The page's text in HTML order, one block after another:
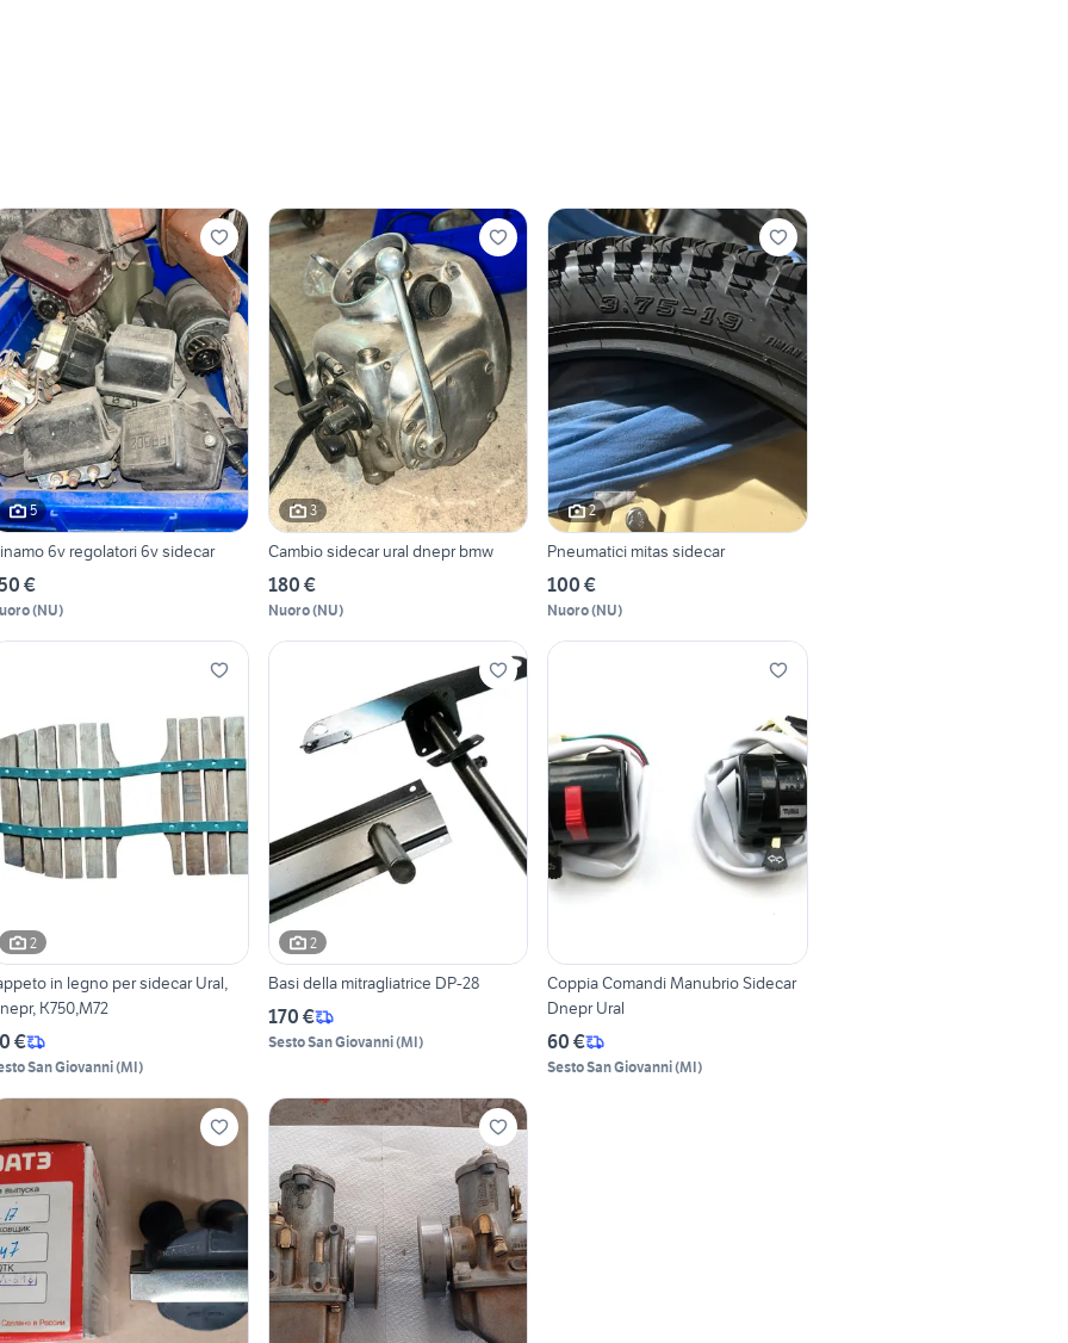
5
6v regolatori 6v sidecar
€
(NU)
3
Cambio sidecar ural dnepr bmw
180 €
Nuoro(NU)
2
Pneumatici mitas sidecar
100 €
Nuoro(NU)
2
in legno per sidecar Ural,
K750,M72
€
San Giovanni(MI)
2
Basi della mitragliatrice DP-28
170 €
Sesto San Giovanni(MI)
Coppia Comandi Manubrio Sidecar
Dnepr Ural
60 €
Sesto San Giovanni(MI)